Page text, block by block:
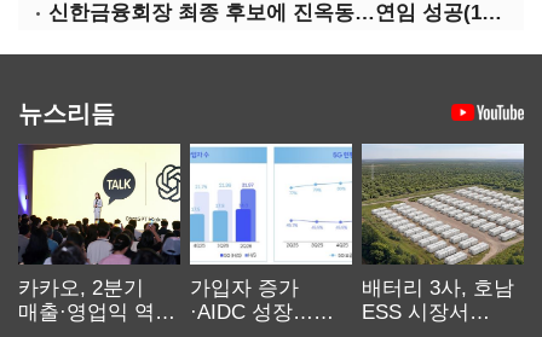
신한금융회장 최종 후보에 진옥동…연임 성공(1보)
뉴스리듬
카카오, 2분기
매출·영업익 역대
가입자 증가
·AIDC 성장…
배터리 3사, 호남
ESS 시장서